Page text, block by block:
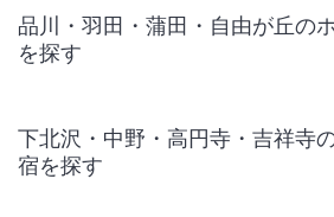
品川・羽田・蒲田・自由が丘の
を探す
下北沢・中野・高円寺・吉祥寺
宿を探す